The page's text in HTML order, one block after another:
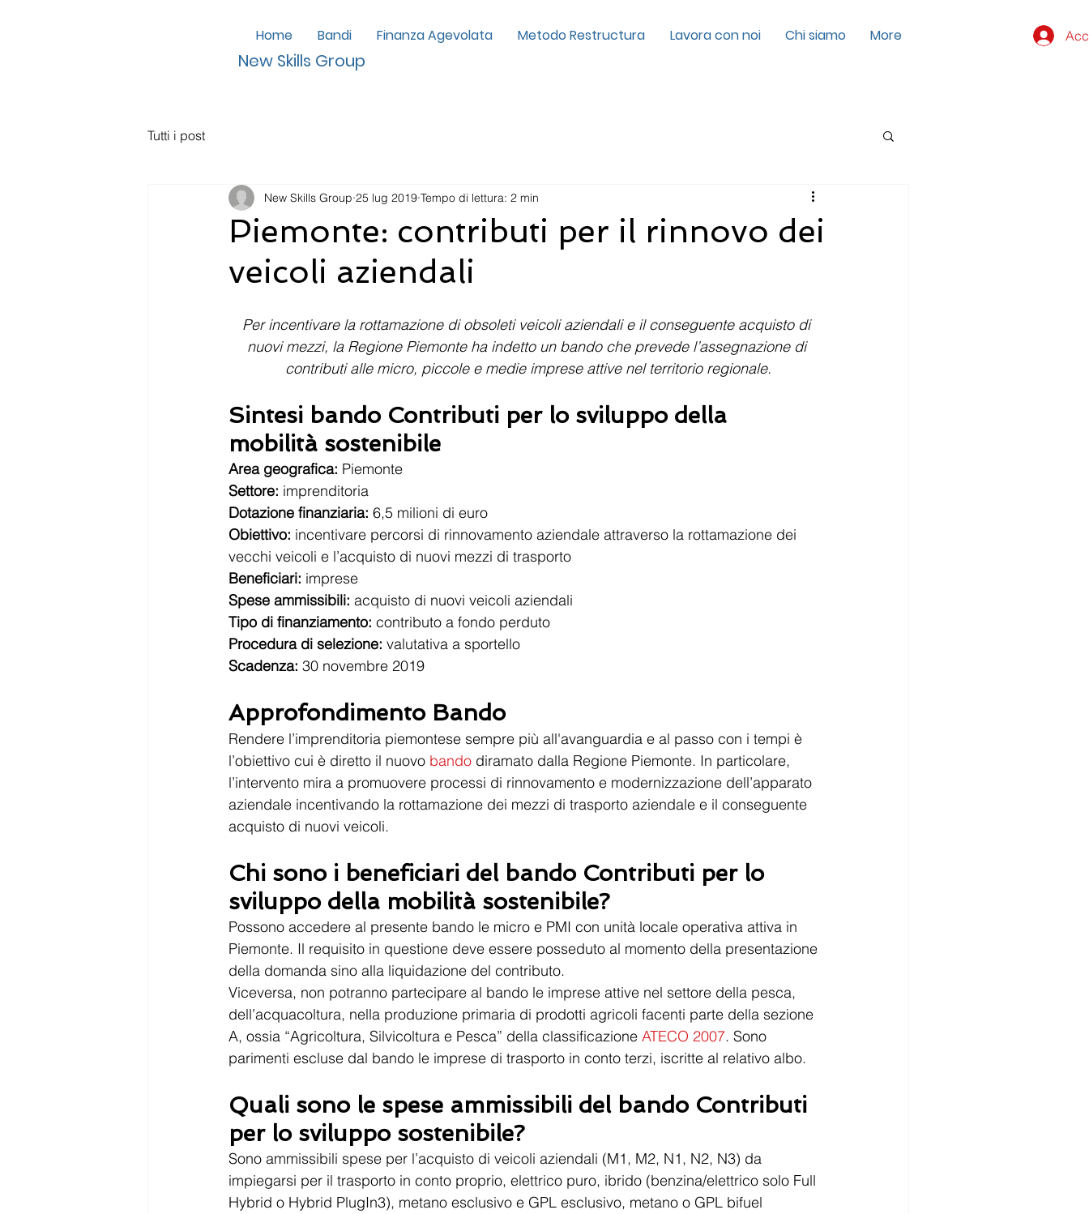
New Skills Group
Home Bandi Finanza Agevolata Metodo Restructura Lavora con noi Chi siamo More
Tutti i post
Piemonte: contributi per il rinnovo dei
veicoli aziendali
New Skills Group 25 lug 2019 Tempo di lettura: 2 min
Per incentivare la rottamazione di obsoleti veicoli aziendali e il conseguente acquisto di
nuovi mezzi, la Regione Piemonte ha indetto un bando che prevede l’assegnazione di
contributi alle micro, piccole e medie imprese attive nel territorio regionale.
Sintesi bando Contributi per lo sviluppo della
mobilità sostenibile
Area geografica: Piemonte
Settore: imprenditoria
Dotazione finanziaria: 6,5 milioni di euro
Obiettivo: incentivare percorsi di rinnovamento aziendale attraverso la rottamazione dei
vecchi veicoli e l’acquisto di nuovi mezzi di trasporto
Beneficiari: imprese
Spese ammissibili: acquisto di nuovi veicoli aziendali
Tipo di finanziamento: contributo a fondo perduto
Procedura di selezione: valutativa a sportello
Scadenza: 30 novembre 2019
Approfondimento Bando
Rendere l’imprenditoria piemontese sempre più all'avanguardia e al passo con i tempi è
l’obiettivo cui è diretto il nuovo bando diramato dalla Regione Piemonte. In particolare,
l’intervento mira a promuovere processi di rinnovamento e modernizzazione dell’apparato
aziendale incentivando la rottamazione dei mezzi di trasporto aziendale e il conseguente
acquisto di nuovi veicoli.
Chi sono i beneficiari del bando Contributi per lo
sviluppo della mobilità sostenibile?
Possono accedere al presente bando le micro e PMI con unità locale operativa attiva in
Piemonte. Il requisito in questione deve essere posseduto al momento della presentazione
della domanda sino alla liquidazione del contributo.
Viceversa, non potranno partecipare al bando le imprese attive nel settore della pesca,
dell’acquacoltura, nella produzione primaria di prodotti agricoli facenti parte della sezione
A, ossia “Agricoltura, Silvicoltura e Pesca” della classificazione ATECO 2007. Sono
parimenti escluse dal bando le imprese di trasporto in conto terzi, iscritte al relativo albo.
Quali sono le spese ammissibili del bando Contributi
per lo sviluppo sostenibile?
Sono ammissibili spese per l’acquisto di veicoli aziendali (M1, M2, N1, N2, N3) da
impiegarsi per il trasporto in conto proprio, elettrico puro, ibrido (benzina/elettrico solo Full
Hybrid o Hybrid PlugIn3), metano esclusivo e GPL esclusivo, metano o GPL bifuel